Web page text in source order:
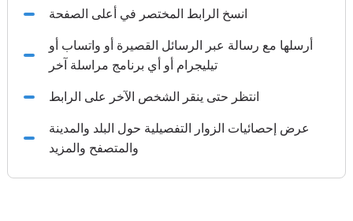
انسخ الرابط المختصر في أعلى الصفحة
أرسلها مع رسالة عبر الرسائل القصيرة أو واتساب أو
تيليجرام أو أي برنامج مراسلة آخر
انتظر حتى ينقر الشخص الآخر على الرابط
عرض إحصائيات الزوار التفصيلية حول البلد والمدينة
والمتصفح والمزيد